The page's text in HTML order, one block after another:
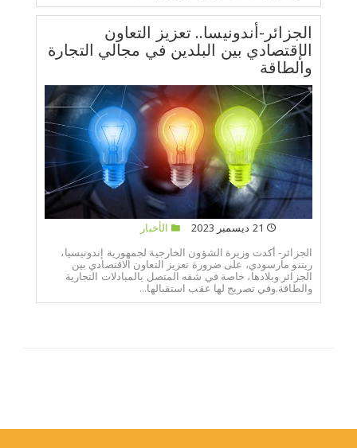
الجزائر-أندونيسا.. تعزيز التعاون
الإقتصادي بين البلدين في مجالي التجارة
والطاقة
الأخبار
الجزائر- أكدت وزيرة الشؤون الخارجية لجمهورية إندونيسيا،
ريتنو مارسودي، على ضرورة تعزيز التعاون الاقتصادي بين
الجزائر وبلادها، خاصة في شقه المتصل بالمبادلات التجارية
والطاقة.وفي تصريح لها عقب استقبالها...